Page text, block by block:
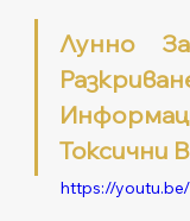
Лунно
Токсични
https://